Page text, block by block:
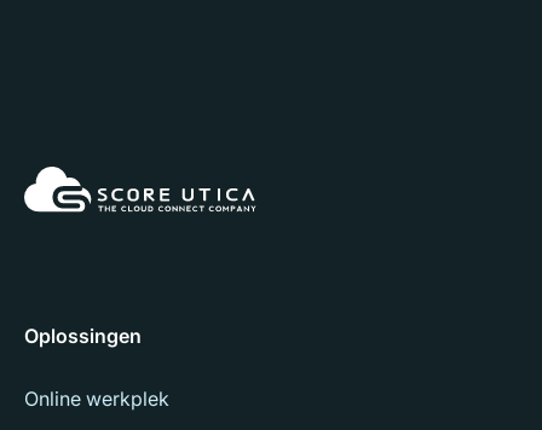
Oplossingen
Online werkplek